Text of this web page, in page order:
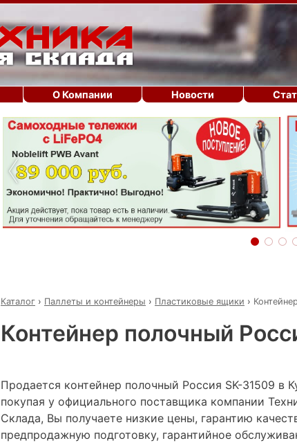
‹
Каталог › Паллеты и контейнеры › Пластиковые ящики ›
Контейнер полочный
Продается контейнер полочный Россия SK-31509 в
покупая у официального поставщика компании
Склада, Вы получаете низкие цены, гарантию
предпродажную подготовку, гарантийное
О Компании Новости